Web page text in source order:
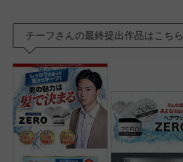
チーフさんの最終提出作品はこちら